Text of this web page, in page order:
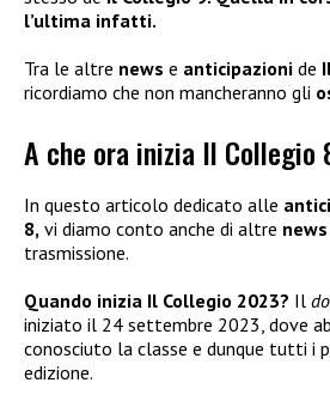
l’ultima infatti.
Tra le altre news e anticipazioni de
ricordiamo che non mancheranno gli
A che ora inizia Il Collegio
In questo articolo dedicato alle
8, vi diamo conto anche di altre news
trasmissione.
Quando inizia Il Collegio 2023? Il
iniziato il 24 settembre 2023, dove
conosciuto la classe e dunque tutti i
edizione.